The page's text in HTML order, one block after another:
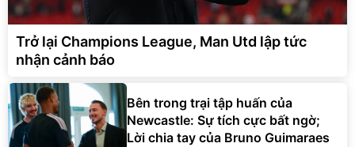
Trở lại Champions League, Man Utd lập tức
nhận cảnh báo
Bên trong trại tập huấn của
Newcastle: Sự tích cực bất ngờ;
Lời chia tay của Bruno Guimaraes